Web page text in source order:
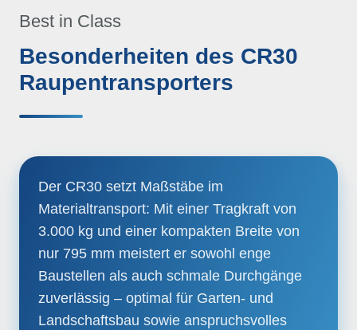
Best in Class
Besonderheiten des CR30
Raupentransporters
Der CR30 setzt Maßstäbe im
Materialtransport: Mit einer Tragkraft von
3.000 kg und einer kompakten Breite von
nur 795 mm meistert er sowohl enge
Baustellen als auch schmale Durchgänge
zuverlässig – optimal für Garten- und
Landschaftsbau sowie anspruchsvolles